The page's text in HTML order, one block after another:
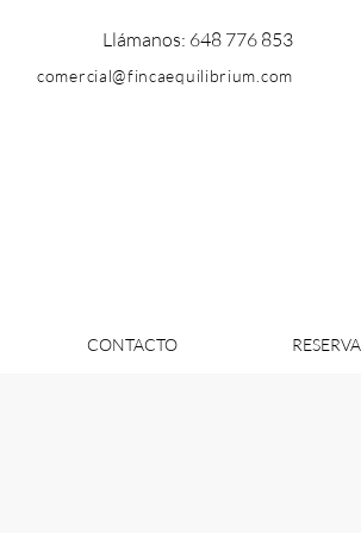
Llámanos: 648 776 853
comercial@fincaequilibrium.com
CONTACTO